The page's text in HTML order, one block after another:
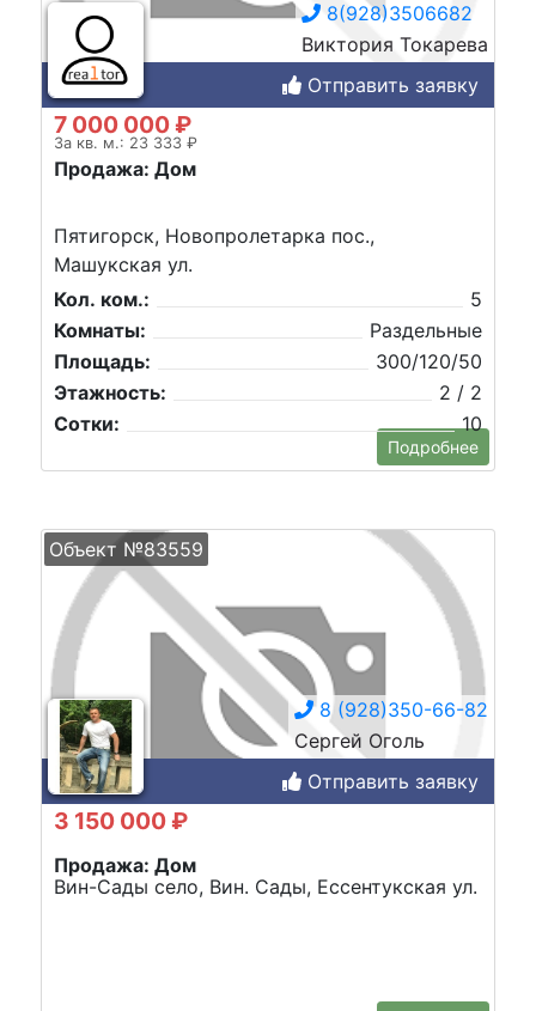
8(928)3506682
Виктория Токарева
Отправить заявку
7 000 000 ₽
За кв. м.: 23 333 ₽
Продажа: Дом
Пятигорск, Новопролетарка пос.,
Машукская ул.
Кол. ком.:
5
Комнаты:
Раздельные
Площадь:
300/120/50
Этажность:
2 / 2
Сотки:
10
Подробнее
Объект №83559
8 (928)350-66-82
Сергей Оголь
Отправить заявку
3 150 000 ₽
Продажа: Дом
Вин-Сады село, Вин. Сады, Ессентукская ул.